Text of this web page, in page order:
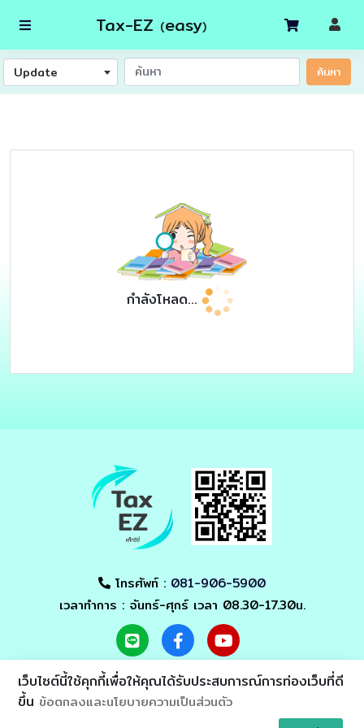
Tax-EZ (easy)
Update ค้นหา
กำลังโหลด...
โทรศัพท์ : 081-906-5900
เวลาทำการ : จันทร์-ศุกร์ เวลา 08.30-17.30น.
เว็บไซต์นี้ใช้คุกกี้เพื่อให้คุณได้รับประสบการณ์การท่องเว็บที่ดี
ขึ้น ข้อตกลงและนโยบายความเป็นส่วนตัว